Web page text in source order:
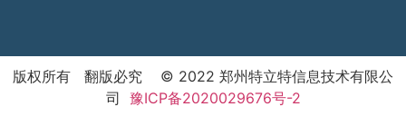
版权所有 翻版必究 © 2022 郑州特立特信息技术有限公
司 豫ICP备2020029676号-2